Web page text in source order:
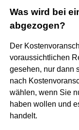
Was wird bei
abgezogen?
Der
voraussichtlichen
gesehen, nur dann
nach
wählen, wenn Sie
haben wollen und
handelt.